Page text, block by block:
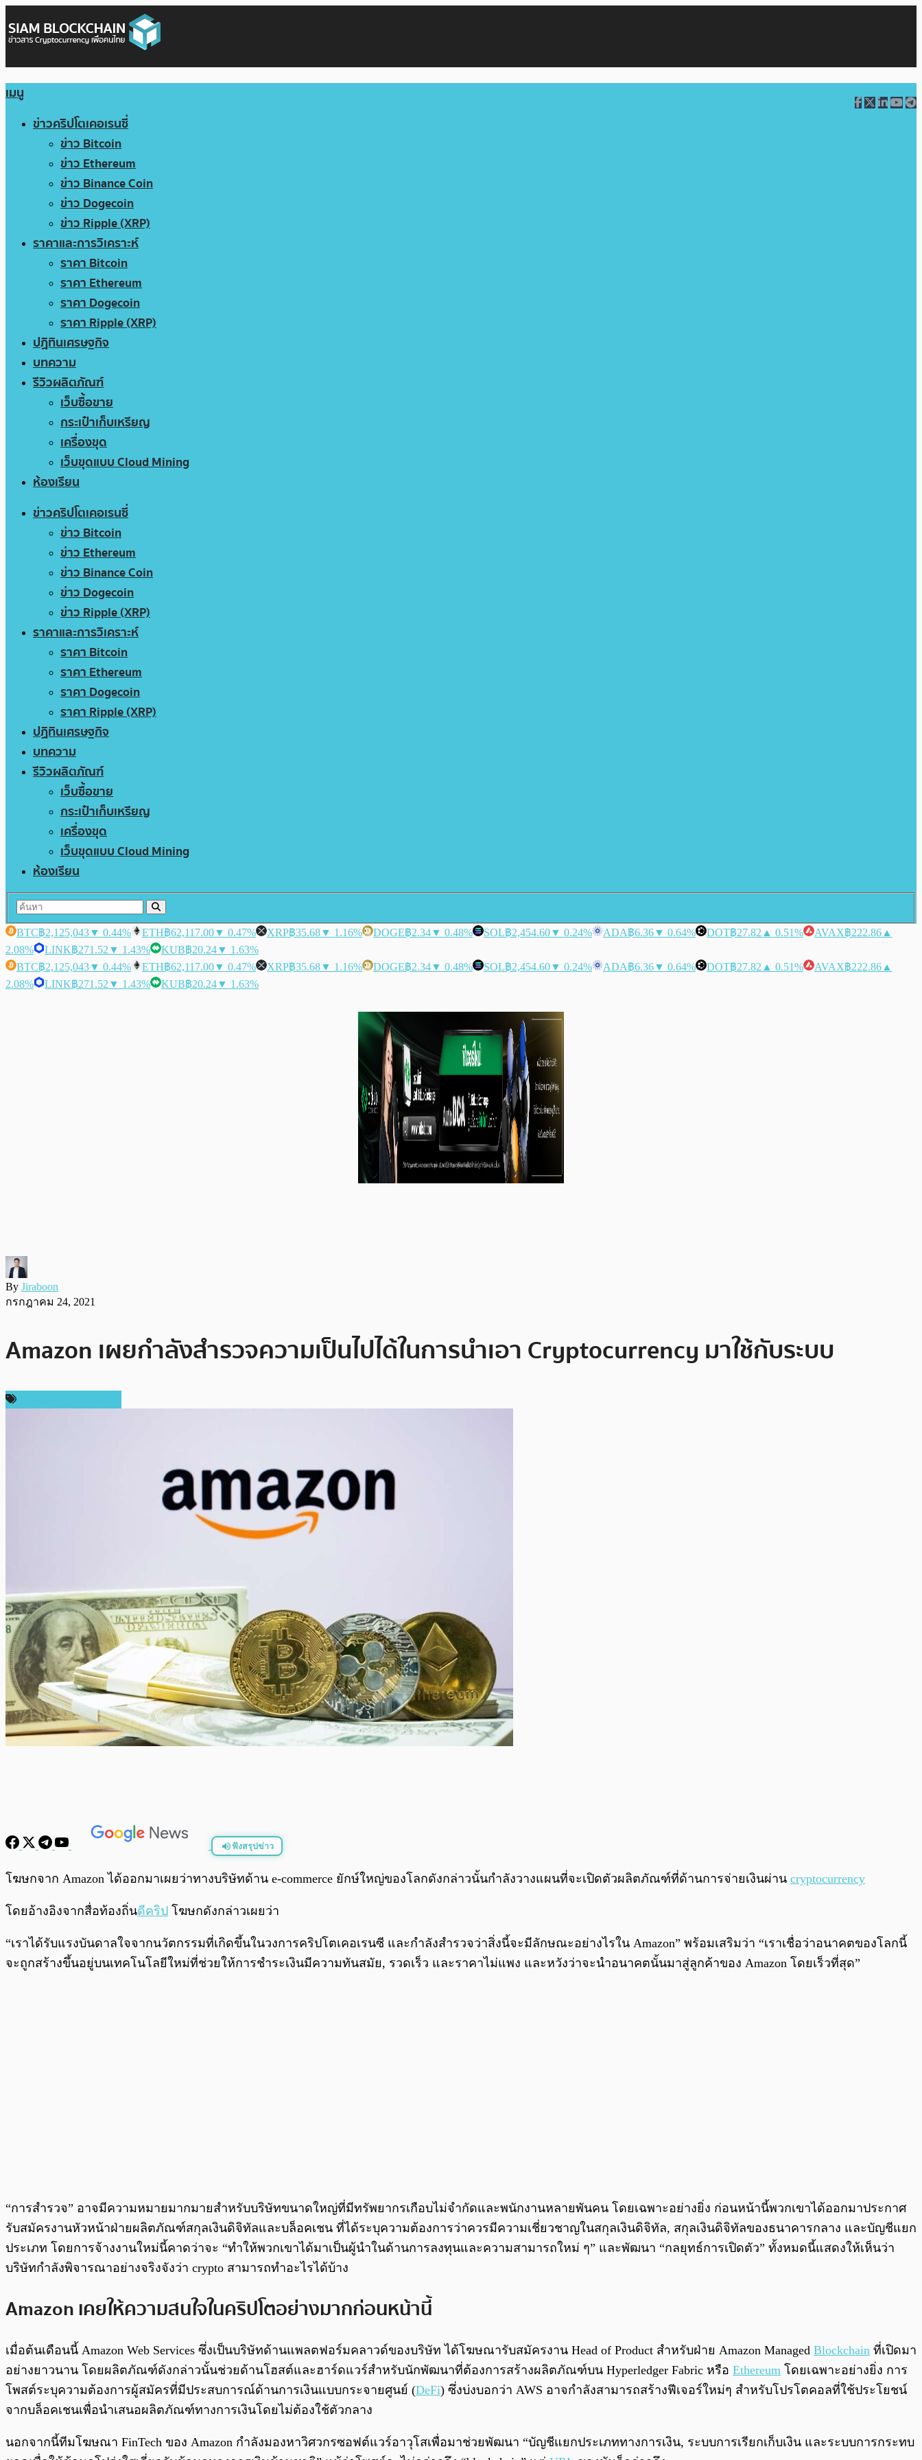
เมนู
ข่าวคริปโตเคอเรนซี่
ข่าว Bitcoin
ข่าว Ethereum
ข่าว Binance Coin
ข่าว Dogecoin
ข่าว Ripple (XRP)
ราคาและการวิเคราะห์
ราคา Bitcoin
ราคา Ethereum
ราคา Dogecoin
ราคา Ripple (XRP)
ปฏิทินเศรษฐกิจ
บทความ
รีวิวผลิตภัณฑ์
เว็บซื้อขาย
กระเป๋าเก็บเหรียญ
เครื่องขุด
เว็บขุดแบบ Cloud Mining
ห้องเรียน
ข่าวคริปโตเคอเรนซี่
ข่าว Bitcoin
ข่าว Ethereum
ข่าว Binance Coin
ข่าว Dogecoin
ข่าว Ripple (XRP)
ราคาและการวิเคราะห์
ราคา Bitcoin
ราคา Ethereum
ราคา Dogecoin
ราคา Ripple (XRP)
ปฏิทินเศรษฐกิจ
บทความ
รีวิวผลิตภัณฑ์
เว็บซื้อขาย
กระเป๋าเก็บเหรียญ
เครื่องขุด
เว็บขุดแบบ Cloud Mining
ห้องเรียน
BTC฿2,125,043▼ 0.44% ETH฿62,117.00▼ 0.47% XRP฿35.68▼ 1.16% DOGE฿2.34▼ 0.48% SOL฿2,454.60▼ 0.24% ADA฿6.36▼ 0.64% DOT฿27.82 ▲ 0.51% AVAX฿222.86 ▲
2.08%
LINK฿271.52 ▼ 1.43% KUB฿20.24▼ 1.63%
BTC฿2,125,043▼ 0.44% ETH฿62,117.00▼ 0.47% XRP฿35.68▼ 1.16% DOGE฿2.34▼ 0.48% SOL฿2,454.60▼ 0.24% ADA฿6.36▼ 0.64% DOT฿27.82 ▲ 0.51% AVAX฿222.86 ▲
2.08%
LINK฿271.52 ▼ 1.43% KUB฿20.24▼ 1.63%
By Jiraboon
กรกฎาคม 24, 2021
Amazon เผยกำลังสำรวจความเป็นไปได้ในการนำเอา Cryptocurrency มาใช้กับระบบ
ฟังสรุปข่าว
พร้อมเล่น
โฆษกจาก Amazon ได้ออกมาเผยว่าทางบริษัทด้าน e-commerce ยักษ์ใหญ่ของโลกดังกล่าวนั้นกำลังวางแผนที่จะเปิดตัวผลิตภัณฑ์ที่ด้านการจ่ายเงินผ่าน cryptocurrency
โดยอ้างอิงจากสื่อท้องถิ่นดีคริป โฆษกดังกล่าวเผยว่า
“เราได้รับแรงบันดาลใจจากนวัตกรรมที่เกิดขึ้นในวงการคริปโตเคอเรนซี และกำลังสำรวจว่าสิ่งนี้จะมีลักษณะอย่างไรใน Amazon” พร้อมเสริมว่า “เราเชื่อว่าอนาคตของโลกนี้
จะถูกสร้างขึ้นอยู่บนเทคโนโลยีใหม่ที่ช่วยให้การชำระเงินมีความทันสมัย, ​​รวดเร็ว และราคาไม่แพง และหวังว่าจะนำอนาคตนั้นมาสู่ลูกค้าของ Amazon โดยเร็วที่สุด”
“การสำรวจ” อาจมีความหมายมากมายสำหรับบริษัทขนาดใหญ่ที่มีทรัพยากรเกือบไม่จำกัดและพนักงานหลายพันคน โดยเฉพาะอย่างยิ่ง ก่อนหน้านี้พวกเขาได้ออกมาประกาศ
รับสมัครงานหัวหน้าฝ่ายผลิตภัณฑ์สกุลเงินดิจิทัลและบล็อคเชน ที่ได้ระบุความต้องการว่าควรมีความเชี่ยวชาญในสกุลเงินดิจิทัล, สกุลเงินดิจิทัลของธนาคารกลาง และบัญชีแยก
ประเภท โดยการจ้างงานใหม่นี้คาดว่าจะ “ทำให้พวกเขาได้มาเป็นผู้นำในด้านการลงทุนและความสามารถใหม่ ๆ” และพัฒนา “กลยุทธ์การเปิดตัว” ทั้งหมดนี้แสดงให้เห็นว่า
บริษัทกำลังพิจารณาอย่างจริงจังว่า crypto สามารถทำอะไรได้บ้าง
Amazon เคยให้ความสนใจในคริปโตอย่างมากก่อนหน้านี้
เมื่อต้นเดือนนี้ Amazon Web Services ซึ่งเป็นบริษัทด้านแพลตฟอร์มคลาวด์ของบริษัท ได้โฆษณารับสมัครงาน Head of Product สำหรับฝ่าย Amazon Managed Blockchain ที่เปิดมา
อย่างยาวนาน โดยผลิตภัณฑ์ดังกล่าวนั้นช่วยด้านโฮสต์และฮาร์ดแวร์สำหรับนักพัฒนาที่ต้องการสร้างผลิตภัณฑ์บน Hyperledger Fabric หรือ Ethereum โดยเฉพาะอย่างยิ่ง การ
โพสต์ระบุความต้องการผู้สมัครที่มีประสบการณ์ด้านการเงินแบบกระจายศูนย์ (DeFi) ซึ่งบ่งบอกว่า AWS อาจกำลังสามารถสร้างฟีเจอร์ใหม่ๆ สำหรับโปรโตคอลที่ใช้ประโยชน์
จากบล็อคเชนเพื่อนำเสนอผลิตภัณฑ์ทางการเงินโดยไม่ต้องใช้ตัวกลาง
นอกจากนี้ทีมโฆษณา FinTech ของ Amazon กำลังมองหาวิศวกรซอฟต์แวร์อาวุโสเพื่อมาช่วยพัฒนา “บัญชีแยกประเภททางการเงิน, ระบบการเรียกเก็บเงิน และระบบการกระทบ